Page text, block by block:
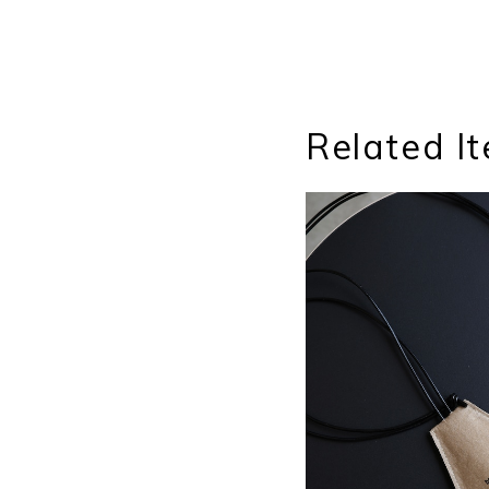
Related